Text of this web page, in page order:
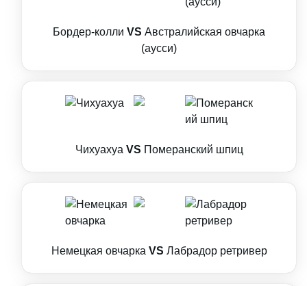
Бордер-колли VS Австралийская овчарка
(аусси)
Чихуахуа VS Померанский шпиц
Немецкая овчарка VS Лабрадор ретривер